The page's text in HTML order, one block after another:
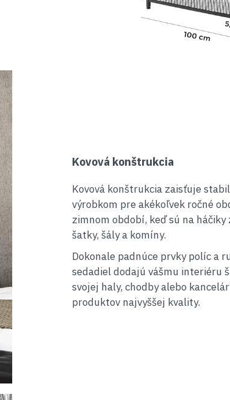
Kovová konštrukcia
Kovová konštrukcia zaisťuje
výrobkom pre akékoľvek ročné
zimnom období, keď sú na
šatky, šály a komíny.
Dokonale padnúce prvky políc a
sedadiel dodajú vášmu interiéru
svojej haly, chodby alebo
produktov najvyššej kvality.